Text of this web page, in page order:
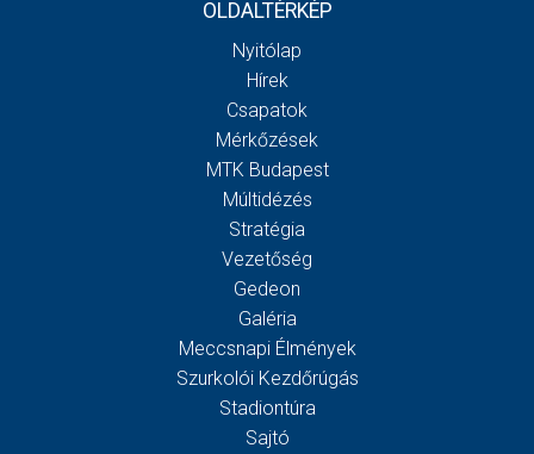
OLDALTÉRKÉP
Nyitólap
Hírek
Csapatok
Mérkőzések
MTK Budapest
Múltidézés
Stratégia
Vezetőség
Gedeon
Galéria
Meccsnapi Élmények
Szurkolói Kezdőrúgás
Stadiontúra
Sajtó